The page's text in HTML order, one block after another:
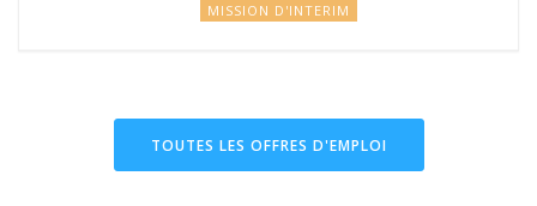
MISSION D'INTERIM
TOUTES LES OFFRES D'EMPLOI